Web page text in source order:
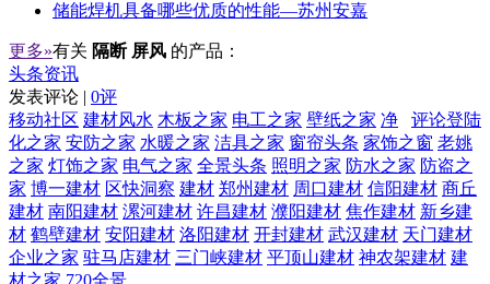
储能焊机具备哪些优质的性能—苏州安嘉
更多»有关 隔断 屏风 的产品：
头条资讯
发表评论 | 0评
评论登陆
移动社区 建材风水 木板之家 电工之家 壁纸之家 净
化之家 安防之家 水暖之家 洁具之家 窗帘头条 家饰之窗 老姚
之家 灯饰之家 电气之家 全景头条 照明之家 防水之家 防盗之
家 博一建材 区快洞察 建材 郑州建材 周口建材 信阳建材 商丘
建材 南阳建材 漯河建材 许昌建材 濮阳建材 焦作建材 新乡建
材 鹤壁建材 安阳建材 洛阳建材 开封建材 武汉建材 天门建材
企业之家 驻马店建材 三门峡建材 平顶山建材 神农架建材 建
材之家 720全景